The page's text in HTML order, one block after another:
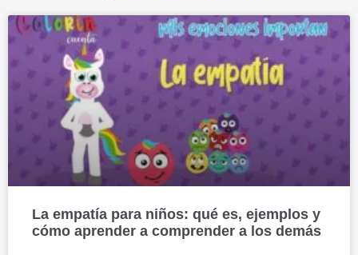
La empatía para niños: qué es, ejemplos y
cómo aprender a comprender a los demás